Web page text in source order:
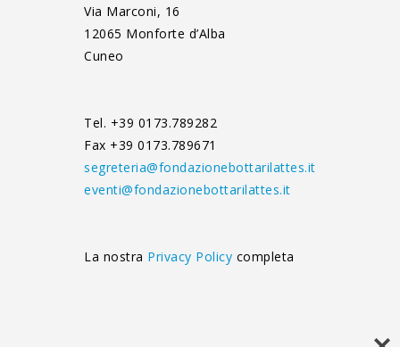
Via Marconi, 16
12065 Monforte d’Alba
Cuneo
Tel. +39 0173.789282
Fax +39 0173.789671
segreteria@fondazionebottarilattes.it
eventi@fondazionebottarilattes.it
La nostra Privacy Policy completa